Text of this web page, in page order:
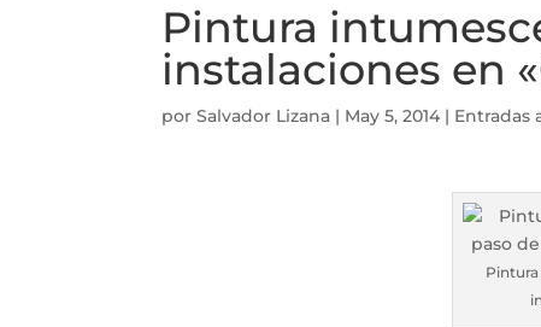
Pintura
instalaciones en
porSalvador Lizana | May 5, 2014 | Entradas